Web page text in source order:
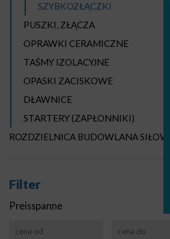
SZYBKOZŁĄCZKI
PUSZKI, ZŁĄCZA
OPRAWKI CERAMICZNE
TAŚMY IZOLACYJNE
OPASKI ZACISKOWE
DŁAWNICE
STARTERY (ZAPŁONNIKI)
ROZDZIELNICA BUDOWLANA SIŁOWA
Filter
Preisspanne